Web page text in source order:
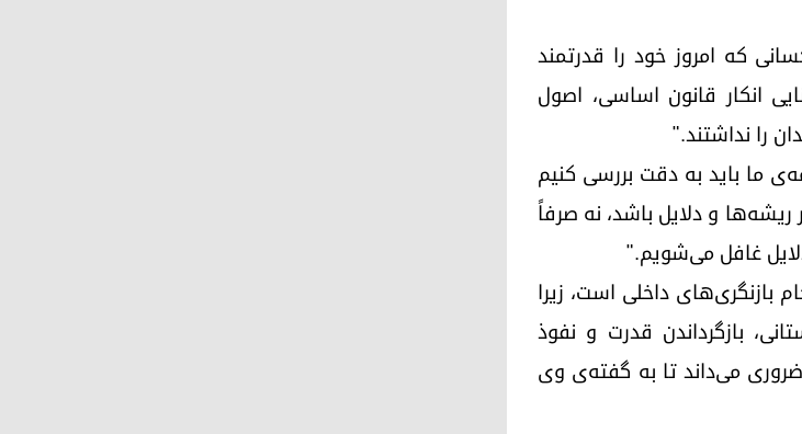
که امروز خود را قدرتمند
انکار قانون اساسی، اصول
را نداشتند."
ما باید به دقت بررسی کنیم
و دلایل باشد، نه صرفاً
غافل می‌شویم."
بازنگری‌های داخلی است، زیرا
بازگرداندن قدرت و نفوذ
می‌داند تا به گفته‌ی وی